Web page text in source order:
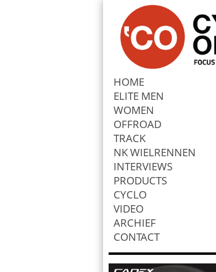
HOME
ELITE MEN
WOMEN
OFFROAD
TRACK
NK WIELRENNEN
INTERVIEWS
PRODUCTS
CYCLO
VIDEO
ARCHIEF
CONTACT
Zoek